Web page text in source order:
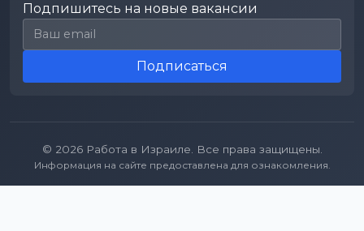
Подпишитесь на новые вакансии
Email для подписки
Подписаться
© 2026 Работа в Израиле. Все права защищены.
Информация на сайте предоставлена для ознакомления.